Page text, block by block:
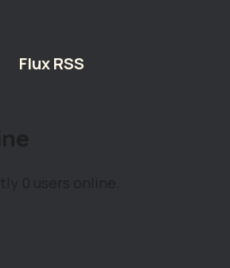
Flux RSS